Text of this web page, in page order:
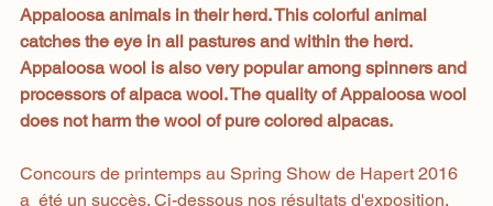
Appaloosa animals in their herd. This colorful animal
catches the eye in all pastures and within the herd.
Appaloosa wool is also very popular among spinners and
processors of alpaca wool. The quality of Appaloosa wool
does not harm the wool of pure colored alpacas.
Concours de printemps au Spring Show de Hapert 2016
a  été un succès. Ci-dessous nos résultats d'exposition.